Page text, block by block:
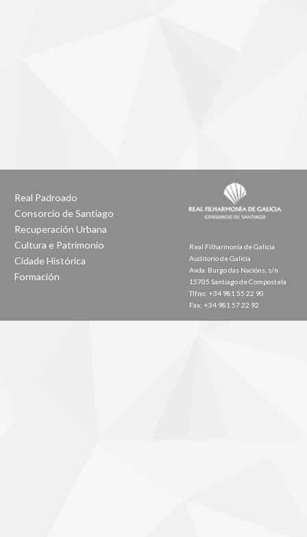
Real Padroado
Consorcio de Santiago
Recuperación Urbana
Cultura e Patrimonio
Cidade Histórica
Formación
Real Filharmonía de Galicia
Auditorio de Galicia
Avda. Burgo das Nacións, s/n
15705 Santiago de Compostela
Tlfno: +34 981 55 22 90
Fax: +34 981 57 22 92